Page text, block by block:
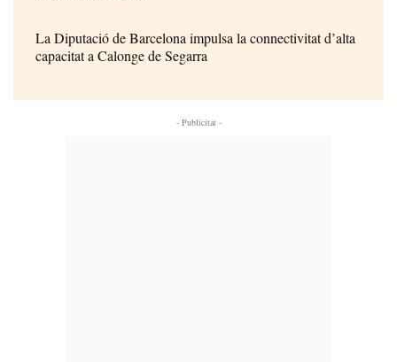
La Diputació de Barcelona impulsa la connectivitat d’alta
capacitat a Calonge de Segarra
- Publicitat -